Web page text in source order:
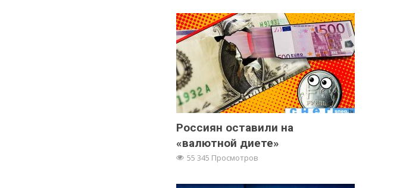
Россиян оставили на
«валютной диете»
55 345 Просмотров